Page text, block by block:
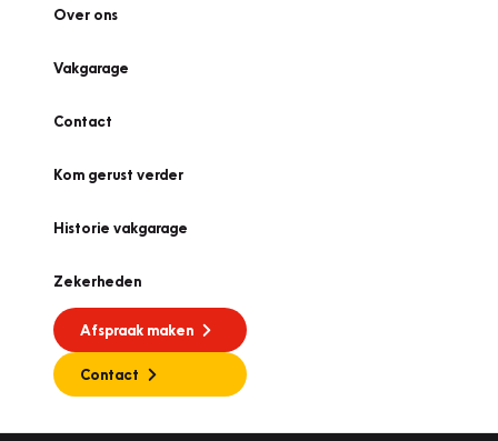
Over ons
Vakgarage
Contact
Kom gerust verder
Historie vakgarage
Zekerheden
Afspraak maken
Contact